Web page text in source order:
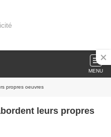
MENU
propres oeuvres
leurs propres